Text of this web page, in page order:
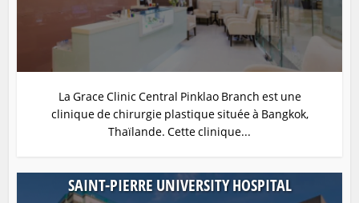
La Grace Clinic Central Pinklao Branch est une
clinique de chirurgie plastique située à Bangkok,
Thaïlande. Cette clinique...
SAINT-PIERRE UNIVERSITY HOSPITAL